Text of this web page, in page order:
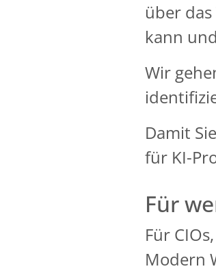
über
kann
Wir
Damit
für KI-
Für
Für
Modern